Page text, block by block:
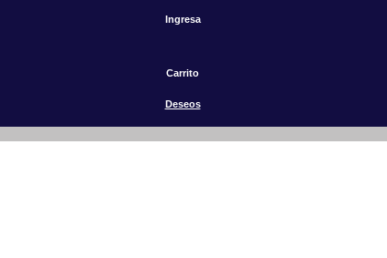
Ingresa
Carrito
Deseos